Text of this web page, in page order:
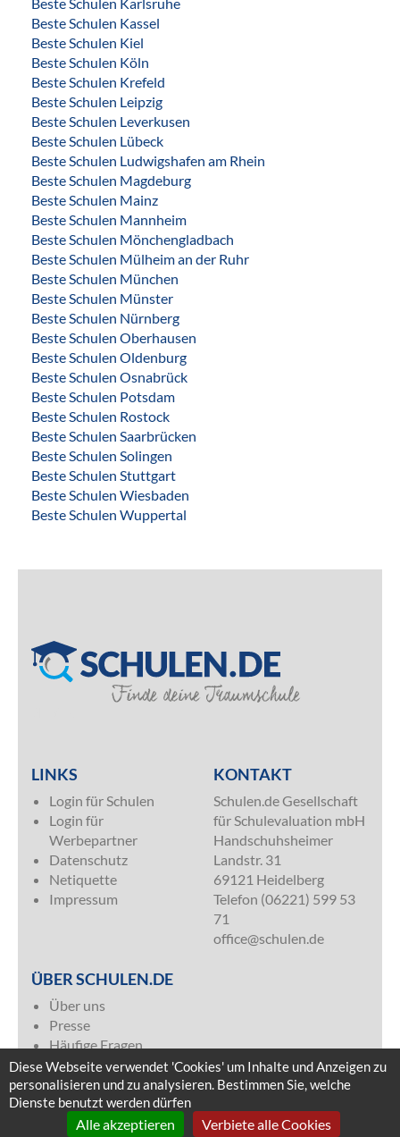
Beste Schulen Kassel
Beste Schulen Kiel
Beste Schulen Köln
Beste Schulen Krefeld
Beste Schulen Leipzig
Beste Schulen Leverkusen
Beste Schulen Lübeck
Beste Schulen Ludwigshafen am Rhein
Beste Schulen Magdeburg
Beste Schulen Mainz
Beste Schulen Mannheim
Beste Schulen Mönchengladbach
Beste Schulen Mülheim an der Ruhr
Beste Schulen München
Beste Schulen Münster
Beste Schulen Nürnberg
Beste Schulen Oberhausen
Beste Schulen Oldenburg
Beste Schulen Osnabrück
Beste Schulen Potsdam
Beste Schulen Rostock
Beste Schulen Saarbrücken
Beste Schulen Solingen
Beste Schulen Stuttgart
Beste Schulen Wiesbaden
Beste Schulen Wuppertal
LINKS
Login für Schulen
Login für
Werbepartner
Datenschutz
Netiquette
Impressum
KONTAKT
Schulen.de Gesellschaft
für Schulevaluation mbH
Handschuhsheimer
Landstr. 31
69121 Heidelberg
Telefon (06221) 599 53
71
office@schulen.de
ÜBER SCHULEN.DE
Über uns
Presse
Häufige Fragen
Kontakt & Impressum
Mediadaten
Diese Webseite verwendet 'Cookies' um Inhalte und Anzeigen zu
personalisieren und zu analysieren. Bestimmen Sie, welche
Dienste benutzt werden dürfen
Alle akzeptieren Verbiete alle Cookies